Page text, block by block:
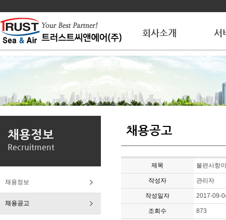
회사소개 서
채용정보
Recruitment
채용정보
채용공고
채용공고
제목 불편사항
작성자 관리자
작성일자 2017-09-
조회수 873